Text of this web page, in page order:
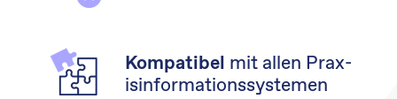
Kompatibel mit allen Prax­
isinformationssystemen